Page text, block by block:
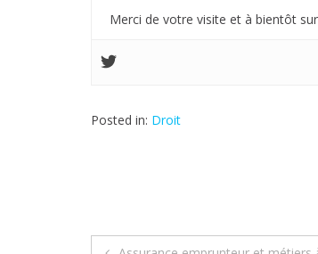
Merci de votre visite et à bientôt
Posted in: Droit